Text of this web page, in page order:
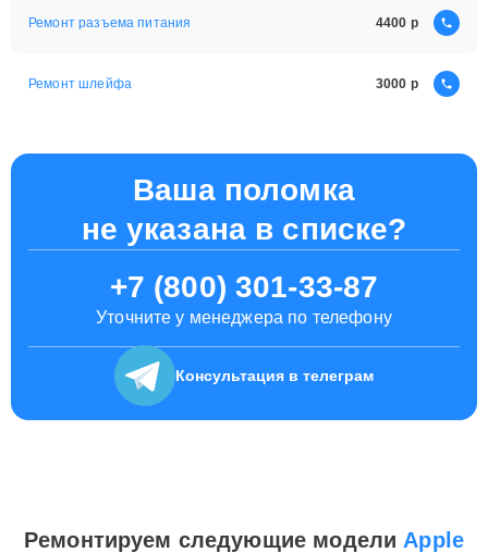
Ремонт разъема питания 4400
Ремонт шлейфа 3000
Ваша поломка
не указана в списке?
+7 (800) 301-33-87
Уточните у менеджера по телефону
Консультация в телеграм
Ремонтируем следующие модели Apple